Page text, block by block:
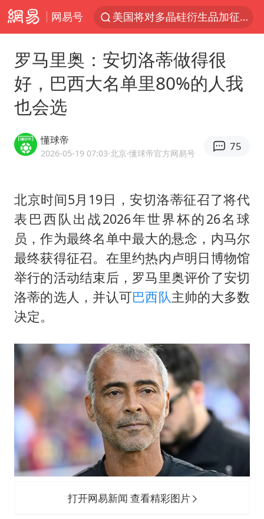
网易号
四川宜宾市发生5.0级左右地震
1岁宝宝碰坏纸巾盒 宝妈被索赔924元
97岁英国奶奶飞上天再破吉尼斯纪录
70多岁父亲独自坐车到上海看望女儿
OpenAI为免费用户升级GPT-5.6 Luna
“不建议大家买深色蛋糕”
985博士后被曝在妻子孕期出轨后续
公司“上四休三”但要降薪1000元
罗马里奥：安切洛蒂做得很
好，巴西大名单里80%的人我
也会选
懂球帝
2026-05-19 07:03·北京·懂球帝官方网易号
75
北京时间5月19日，安切洛蒂征召了将代
表巴西队出战2026年世界杯的26名球
员，作为最终名单中最大的悬念，内马尔
最终获得征召。在里约热内卢明日博物馆
举行的活动结束后， 罗马里奥评价了安切
洛蒂的选人，并认可巴西队主帅的大多数
决定。
打开网易新闻 查看精彩图片